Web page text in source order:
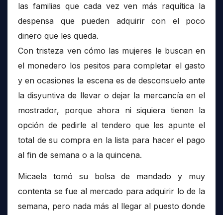
las familias que cada vez ven más raquítica la
despensa que pueden adquirir con el poco
dinero que les queda.
Con tristeza ven cómo las mujeres le buscan en
el monedero los pesitos para completar el gasto
y en ocasiones la escena es de desconsuelo ante
la disyuntiva de llevar o dejar la mercancía en el
mostrador, porque ahora ni siquiera tienen la
opción de pedirle al tendero que les apunte el
total de su compra en la lista para hacer el pago
al fin de semana o a la quincena.
Micaela tomó su bolsa de mandado y muy
contenta se fue al mercado para adquirir lo de la
semana, pero nada más al llegar al puesto donde